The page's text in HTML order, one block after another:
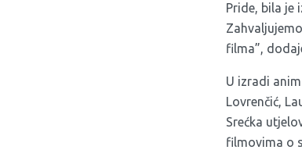
Pride, bila je
filma”,
U izradi
Lovrenčić,
Srećka
filmovima o